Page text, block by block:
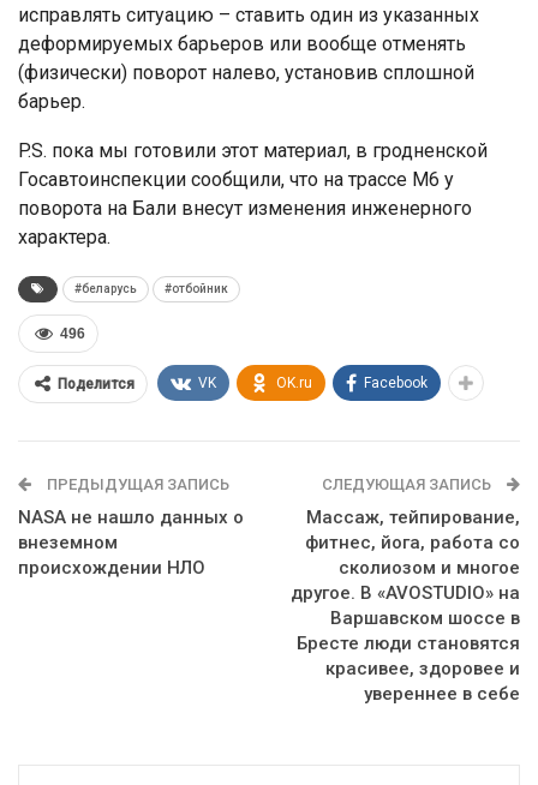
исправлять ситуацию – ставить один из указанных
деформируемых барьеров или вообще отменять
(физически) поворот налево, установив сплошной
барьер.
P.S. пока мы готовили этот материал, в гродненской
Госавтоинспекции сообщили, что на трассе М6 у
поворота на Бали внесут изменения инженерного
характера.
#беларусь #отбойник
496
Поделится VK OK.ru Facebook
ПРЕДЫДУЩАЯ ЗАПИСЬ
NASA не нашло данных о
внеземном
происхождении НЛО
СЛЕДУЮЩАЯ ЗАПИСЬ
Массаж, тейпирование,
фитнес, йога, работа со
сколиозом и многое
другое. В «AVOSTUDIO» на
Варшавском шоссе в
Бресте люди становятся
красивее, здоровее и
увереннее в себе